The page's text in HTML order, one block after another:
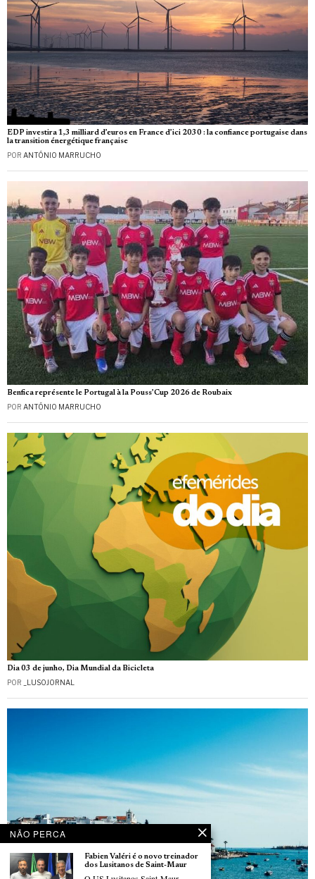
EDP investira 1,3 milliard d’euros en France d’ici 2030 : la confiance portugaise dans
la transition énergétique française
POR ANTÓNIO MARRUCHO
Benfica représente le Portugal à la Pouss’Cup 2026 de Roubaix
POR ANTÓNIO MARRUCHO
Dia 03 de junho, Dia Mundial da Bicicleta
POR _LUSOJORNAL
NÃO PERCA
Fabien Valéri é o novo treinador
dos Lusitanos de Saint-Maur